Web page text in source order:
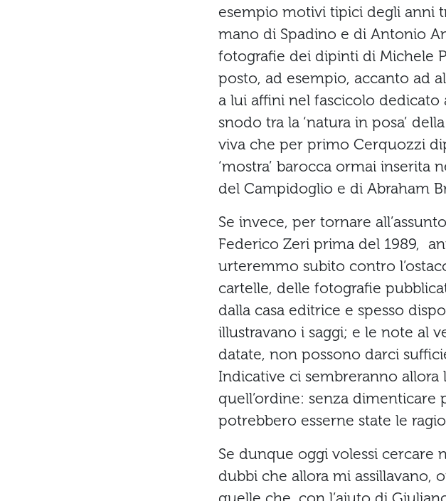
esempio motivi tipici degli anni
mano di Spadino e di Antonio
fotografie dei dipinti di Michele
posto, ad esempio, accanto ad
a lui affini nel fascicolo
snodo tra la ‘natura in posa’
viva che per primo Cerquozzi
‘mostra’ barocca ormai inserita
del Campidoglio e di Abraham
Se invece, per tornare
Federico Zeri prima del 1989,
urteremmo subito contro
cartelle, delle fotografie
dalla casa editrice e spesso
illustravano i saggi; e le note al
datate, non possono darci
Indicative ci sembreranno allora
quell’ordine: senza
potrebbero esserne state le
Se dunque oggi volessi cercare
dubbi che allora mi assillavano,